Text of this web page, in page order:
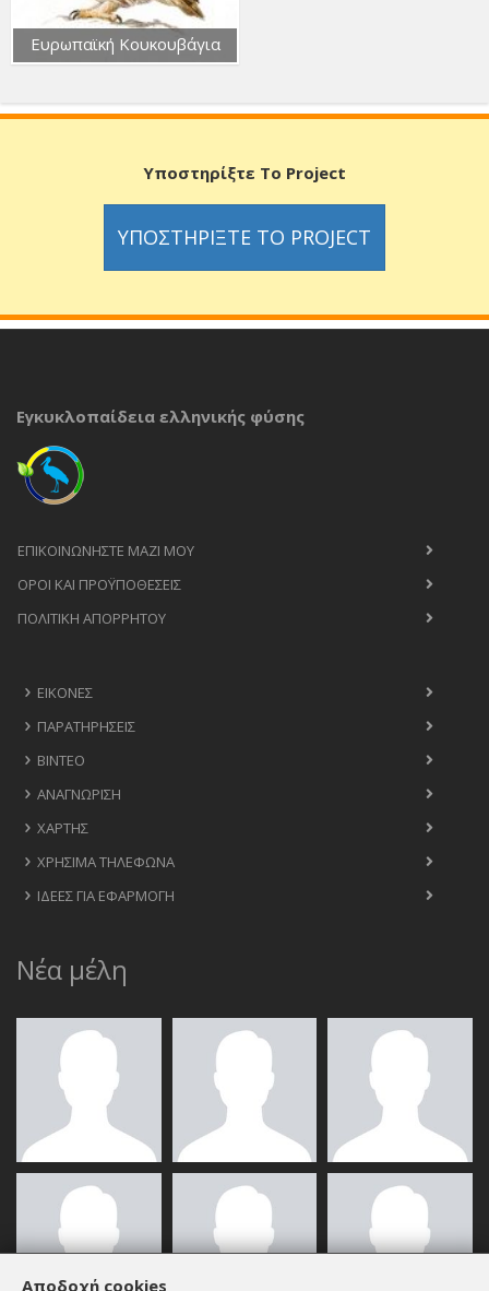
Ευρωπαϊκή Κουκουβάγια
Υποστηρίξτε Το Project
ΥΠΟΣΤΗΡΊΞΤΕ ΤΟ PROJECT
Εγκυκλοπαίδεια ελληνικής φύσης
ΕΠΙΚΟΙΝΩΝΉΣΤΕ ΜΑΖΊ ΜΟΥ
ΟΡΟΙ ΚΑΙ ΠΡΟΫΠΟΘΈΣΕΙΣ
ΠΟΛΙΤΙΚΉ ΑΠΟΡΡΉΤΟΥ
ΕΙΚΌΝΕΣ
ΠΑΡΑΤΗΡΉΣΕΙΣ
ΒΊΝΤΕΟ
ΑΝΑΓΝΏΡΙΣΗ
ΧΆΡΤΗΣ
ΧΡΉΣΙΜΑ ΤΗΛΈΦΩΝΑ
ΙΔΈΕΣ ΓΙΑ ΕΦΑΡΜΟΓΉ
Νέα μέλη
Αποδοχή cookies